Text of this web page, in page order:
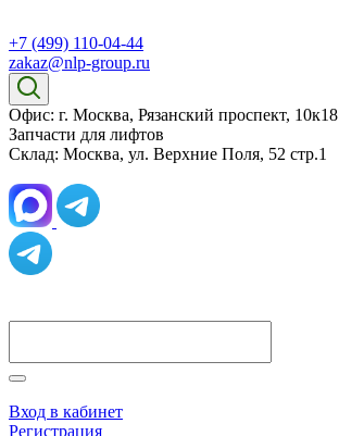
+7 (499) 110-04-44
zakaz@nlp-group.ru
Офис: г. Москва, Рязанский проспект, 10к18
Запчасти для лифтов
Склад: Москва, ул. Верхние Поля, 52 стр.1
Вход в кабинет
Регистрация